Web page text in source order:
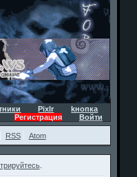
Pixlr
kнопка
Регистрация Войти
RSS Atom
.